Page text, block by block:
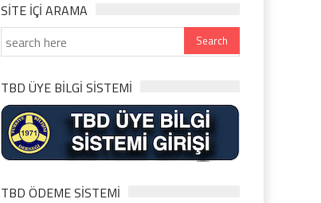
SITE IÇI ARAMA
TBD ÜYE BİLGİ SİSTEMİ
TBD ÖDEME SİSTEMİ